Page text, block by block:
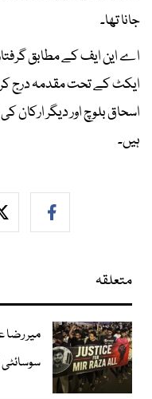
جانا تھا۔
اے این ایف کے مطابق
ایکٹ کے تحت مقدمہ درج
اسحاق بلوچ اور دیگر
ہیں۔
متعلقہ
میر